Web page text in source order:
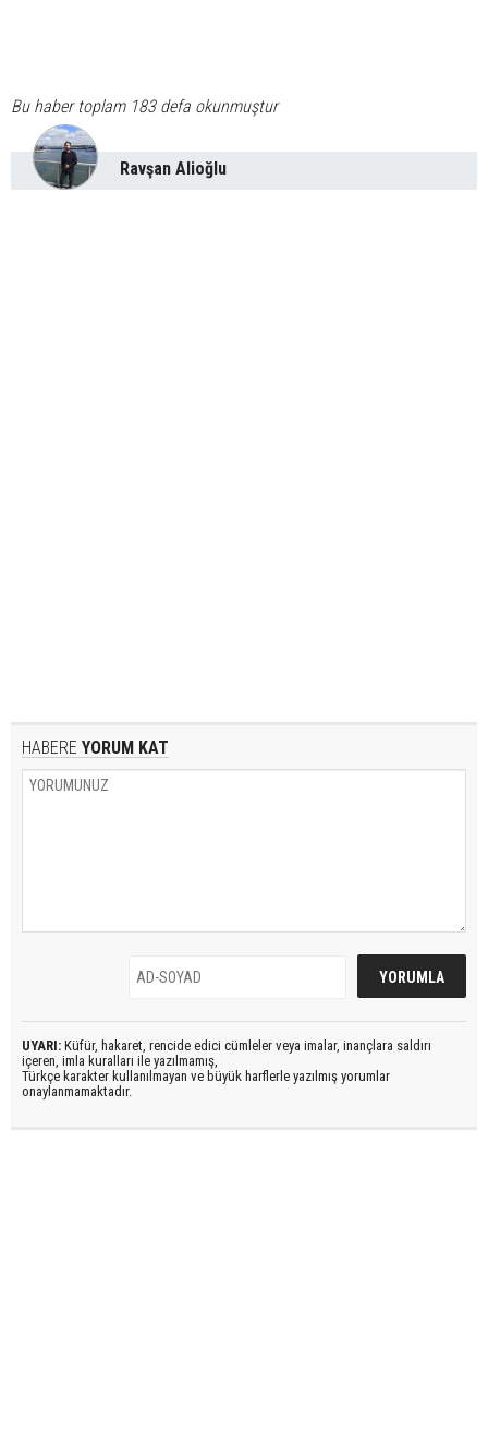
Bu haber toplam 183 defa okunmuştur
Ravşan Alioğlu
HABERE YORUM KAT
UYARI: Küfür, hakaret, rencide edici cümleler veya imalar, inançlara saldırı
içeren, imla kuralları ile yazılmamış,
Türkçe karakter kullanılmayan ve büyük harflerle yazılmış yorumlar
onaylanmamaktadır.